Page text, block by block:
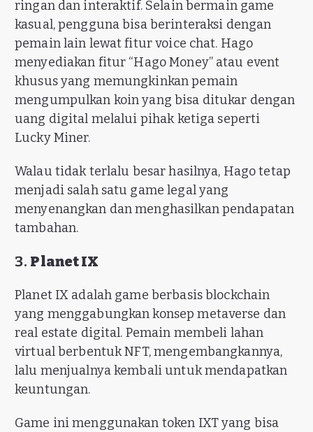
ringan dan interaktif. Selain bermain game
kasual, pengguna bisa berinteraksi dengan
pemain lain lewat fitur voice chat. Hago
menyediakan fitur “Hago Money” atau event
khusus yang memungkinkan pemain
mengumpulkan koin yang bisa ditukar dengan
uang digital melalui pihak ketiga seperti
Lucky Miner.
Walau tidak terlalu besar hasilnya, Hago tetap
menjadi salah satu game legal yang
menyenangkan dan menghasilkan pendapatan
tambahan.
3. Planet IX
Planet IX adalah game berbasis blockchain
yang menggabungkan konsep metaverse dan
real estate digital. Pemain membeli lahan
virtual berbentuk NFT, mengembangkannya,
lalu menjualnya kembali untuk mendapatkan
keuntungan.
Game ini menggunakan token IXT yang bisa